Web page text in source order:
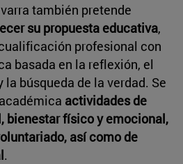
también pretende
su propuesta educativa,
profesional con
basada en la reflexión, el
búsqueda de la verdad. Se
actividades de
bienestar físico y emocional,
así como de
.